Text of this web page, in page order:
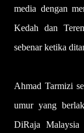
media dengan
Kedah dan
sebenar ketika
Ahmad Tarmizi
umur yang
DiRaja Malaysia